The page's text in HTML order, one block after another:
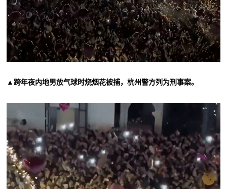
▲跨年夜内地男放气球时烧烟花被捕，杭州警方列为刑事案。